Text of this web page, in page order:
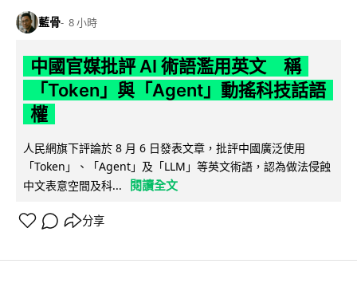
藍骨 8 小時
中國官媒批評 AI 術語濫用英文 稱
「Token」與「Agent」動搖科技話語
權
人民網旗下評論於 8 月 6 日發表文章，批評中國廣泛使用
「Token」、「Agent」及「LLM」等英文術語，認為做法侵蝕
中文表意空間及科...
閱讀全文
分享